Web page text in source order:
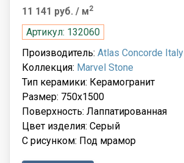
11 141 руб. / м2
Артикул: 132060
Производитель: Atlas Concorde Italy
Коллекция: Marvel Stone
Тип керамики: Керамогранит
Размер: 750x1500
Поверхность: Лаппатированная
Цвет изделия: Серый
С рисунком: Под мрамор